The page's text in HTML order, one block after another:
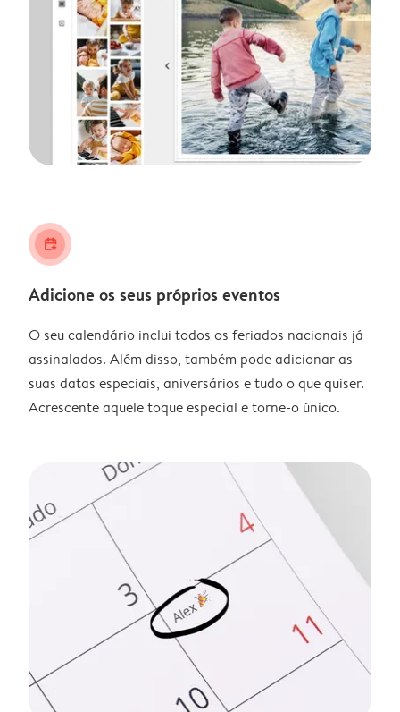
calendar_plus
Adicione os seus próprios eventos
O seu calendário inclui todos os feriados nacionais já
assinalados. Além disso, também pode adicionar as
suas datas especiais, aniversários e tudo o que quiser.
Acrescente aquele toque especial e torne-o único.